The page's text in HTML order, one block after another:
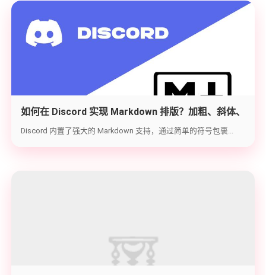
如何在 Discord 实现 Markdown 排版？加粗、斜体、
代码块与隐藏文字教学
Discord 内置了强大的 Markdown 支持，通过简单的符号包裹...